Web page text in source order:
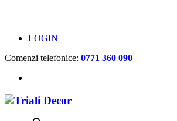
LOGIN
Comenzi telefonice: 0771 360 090